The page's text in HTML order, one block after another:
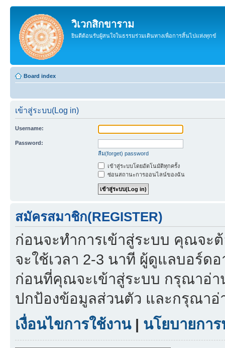
วิเวกสิกขาราม
ยินดีต้อนรับผู้สนใจในธรรมร่วมเดินทางเพื่อการสิ้นไปแห่งทุกข์
Board index
เข้าสู่ระบบ(Log in)
Username:
Password:
ลืม(forget) password
เข้าสู่ระบบโดยอัตโนมัติทุกครั้ง
ซ่อนสถานะการออนไลน์ของฉัน
สมัครสมาชิก(REGISTER)
ก่อนจะทำการเข้าสู่ระบบ คุณจะ
จะใช้เวลา 2-3 นาที ผู้ดูแลบอร์ด
ก่อนที่คุณจะเข้าสู่ระบบ กรุณาอ่า
ปกป้องข้อมูลส่วนตัว และกรุณาอ่
เงื่อนไขการใช้งาน| นโยบายกา